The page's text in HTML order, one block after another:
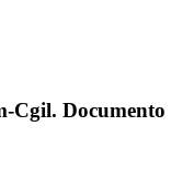
Cgil. Documento